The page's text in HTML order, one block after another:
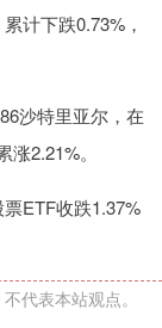
计下跌0.73%，
沙特里亚尔，在
2.21%。
ETF收跌1.37%
代表本站观点。